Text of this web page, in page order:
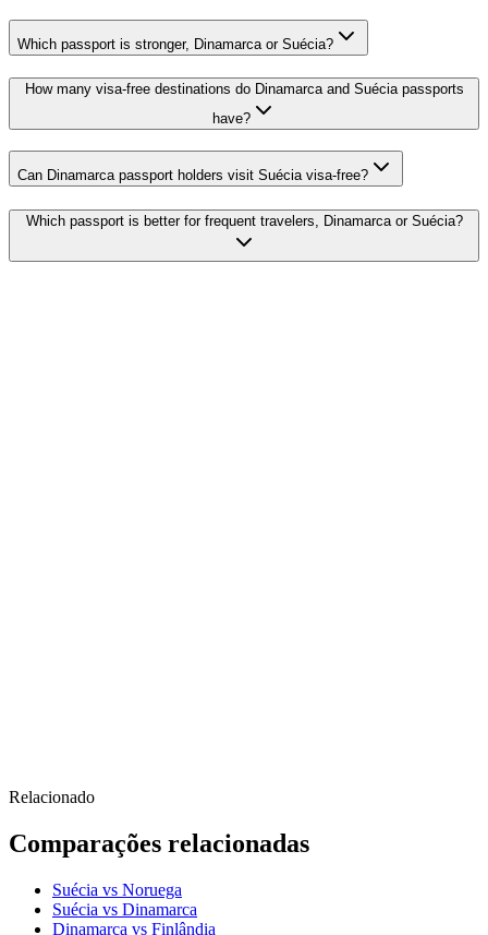
Which passport is stronger, Dinamarca or Suécia?
How many visa-free destinations do Dinamarca and Suécia passports
have?
Can Dinamarca passport holders visit Suécia visa-free?
Which passport is better for frequent travelers, Dinamarca or Suécia?
Relacionado
Comparações relacionadas
Suécia vs Noruega
Suécia vs Dinamarca
Dinamarca vs Finlândia